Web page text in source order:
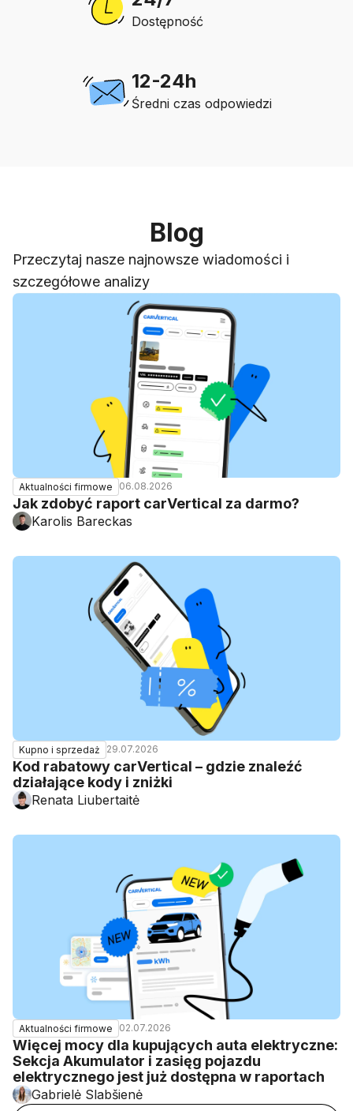
Dostępność
12-24h
Średni czas odpowiedzi
Blog
Przeczytaj nasze najnowsze wiadomości i
szczegółowe analizy
Aktualności firmowe 06.08.2026
Jak zdobyć raport carVertical za darmo?
Karolis Bareckas
Kupno i sprzedaż 29.07.2026
Kod rabatowy carVertical – gdzie znaleźć
działające kody i zniżki
Renata Liubertaitė
Aktualności firmowe 02.07.2026
Więcej mocy dla kupujących auta elektryczne:
Sekcja Akumulator i zasięg pojazdu
elektrycznego jest już dostępna w raportach
Gabrielė Slabšienė